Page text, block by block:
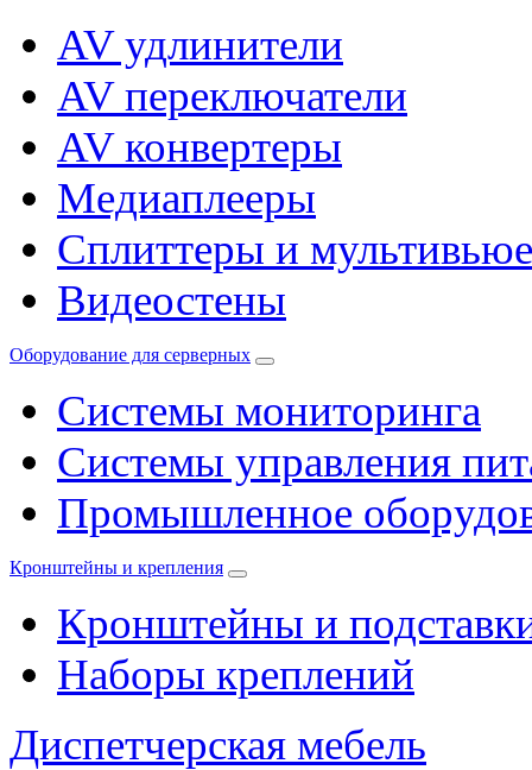
AV удлинители
AV переключатели
AV конвертеры
Медиаплееры
Сплиттеры и
Видеостены
Оборудование для серверных
Системы мониторинга
Системы управления
Промышленное
Кронштейны и крепления
Кронштейны и
Наборы креплений
Диспетчерская мебель